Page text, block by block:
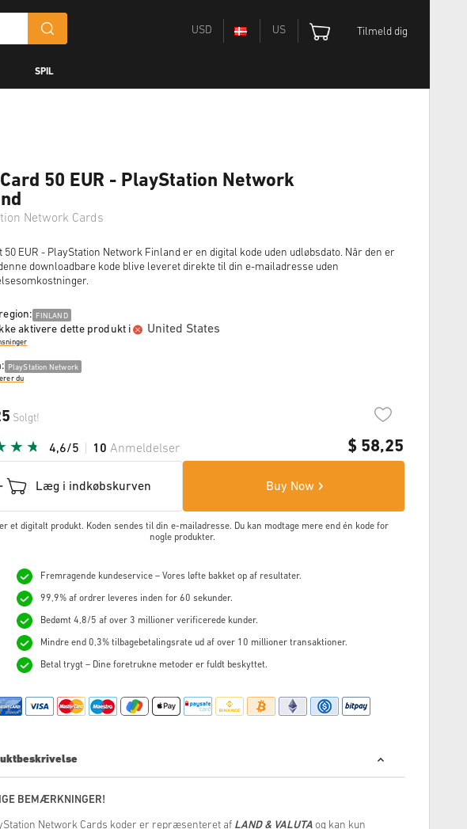
USD US Tilmeld dig
SPIL
50 EUR - PlayStation Network
Network Cards
50 EUR - PlayStation Network Finland er en digital kode uden udløbsdato. Når den er
downloadbare kode blive leveret direkte til din e-mailadresse uden
FINLAND
aktivere dette produkt i United States
PlayStation Network
du
Solgt!
$ 58,25
4,6/5 10 Anmeldelser
Læg i indkøbskurven Buy Now
et digitalt produkt. Koden sendes til din e-mailadresse. Du kan modtage mere end én kode for
nogle produkter.
Fremragende kundeservice – Vores løfte bakket op af resultater.
99,9% af ordrer leveres inden for 60 sekunder.
Bedømt 4,8/5 af over 3 millioner verificerede kunder.
Mindre end 0,3% tilbagebetalingsrate ud af over 10 millioner transaktioner.
Betal trygt – Dine foretrukne metoder er fuldt beskyttet.
BEMÆRKNINGER!
Network Cards koder er repræsenteret af LAND & VALUTA og kan kun